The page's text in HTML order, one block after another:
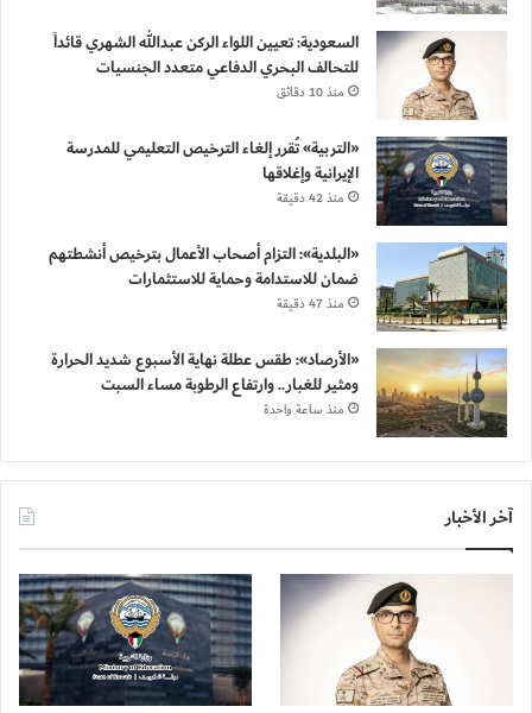
السعودية: تعيين اللواء الركن عبدالله الشهري قائداً
للتحالف البحري الدفاعي متعدد الجنسيات
منذ 10 دقائق
«التربية» تُقرر إلغاء الترخيص التعليمي للمدرسة
الإيرانية وإغلاقها
منذ 42 دقيقة
«البلدية»: التزام أصحاب الأعمال بترخيص أنشطتهم
ضمان للاستدامة وحماية للاستثمارات
منذ 47 دقيقة
«الأرصاد»: طقس عطلة نهاية الأسبوع شديد الحرارة
ومثير للغبار.. وارتفاع الرطوبة مساء السبت
منذ ساعة واحدة
آخر الأخبار